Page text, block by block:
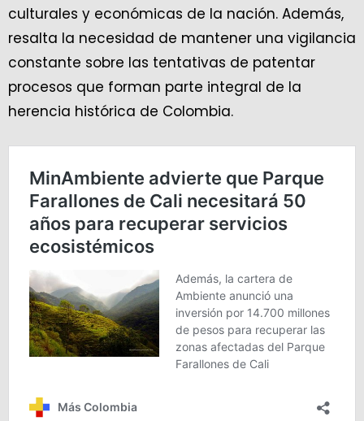
culturales y económicas de la nación. Además,
resalta la necesidad de mantener una vigilancia
constante sobre las tentativas de patentar
procesos que forman parte integral de la
herencia histórica de Colombia.